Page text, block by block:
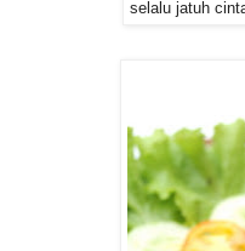
selalu jatuh